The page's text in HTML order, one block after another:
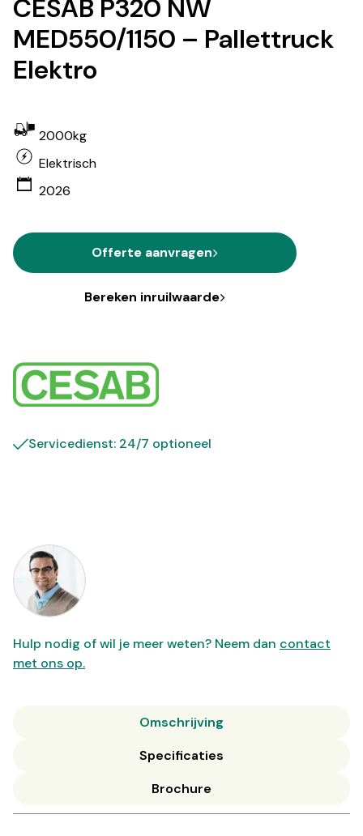
CESAB P320 NW
MED550/1150 – Pallettruck
Elektro
2000kg
Elektrisch
2026
Offerte aanvragen
Bereken inruilwaarde
Servicedienst: 24/7 optioneel
Hulp nodig of wil je meer weten? Neem dan contact
met ons op.
Omschrijving
Specificaties
Brochure